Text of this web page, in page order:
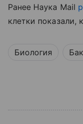
Ранее Наука Mail
клетки
Биология